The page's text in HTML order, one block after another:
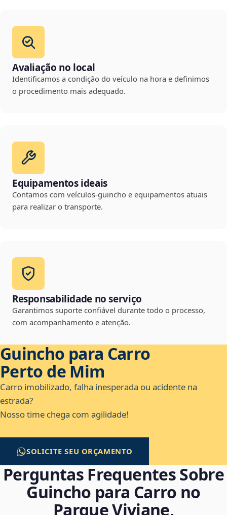
Avaliação no local
Identificamos a condição do veículo na hora e definimos
o procedimento mais adequado.
Equipamentos ideais
Contamos com veículos-guincho e equipamentos atuais
para realizar o transporte.
Responsabilidade no serviço
Garantimos suporte confiável durante todo o processo,
com acompanhamento e atenção.
Guincho para Carro
Perto de Mim
Carro imobilizado, falha inesperada ou acidente na
estrada?
Nosso time chega com agilidade!
SOLICITE SEU ORÇAMENTO
Perguntas Frequentes Sobre
Guincho para Carro no
Parque Viviane,